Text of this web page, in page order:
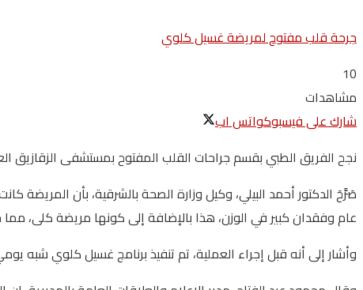
جرحة قلب مفتوح لمريضة غسيل كلوي
10
مشاهدات
شارك على فيسبوكواتس اب
نجح الفريق الطبي بقسم جراحات القلب المفتوح بمستشفى الزقازيق
صَرَّحَ الدكتور أحمد البيلي، وكيل وزارة الصحة بالشرقية، بأن
عام وفقدان كبير في الوزن، هذا بالإضافة إلى كونها مريضة كلى،
وأشار إلى أنه قبل إجراء العملية، تم تنفيذ برنامج غسيل كلوي شبه